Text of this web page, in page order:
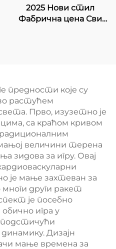
2025 Нови стил
Фабрична цена Сви
предности које су
растућем
Прво, изузетно је
са краћом кривом
величини терена
зидова за игру. Овај
је мање захтеван за
други ракет
је посебно
игра у
Дизајн
мање времена за